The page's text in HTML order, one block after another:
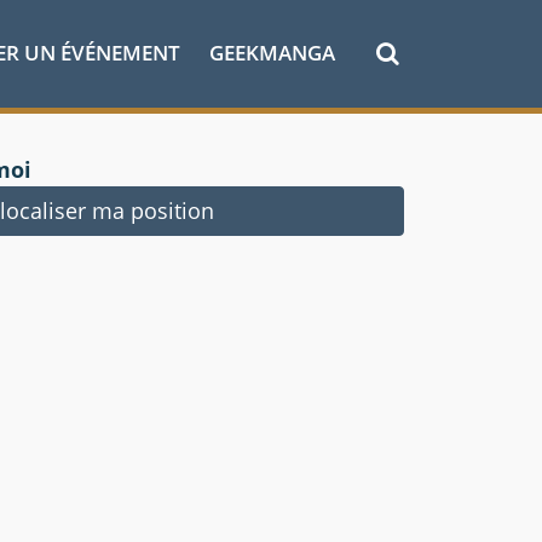
UN ÉVÉNEMENT GEEKMANGA
ma position